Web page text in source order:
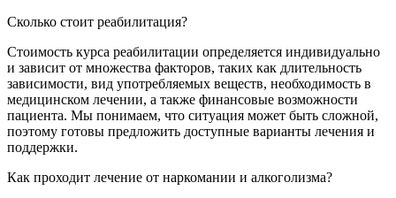
Сколько стоит реабилитация?
Стоимость курса реабилитации определяется индивидуально
и зависит от множества факторов, таких как длительность
зависимости, вид употребляемых веществ, необходимость в
медицинском лечении, а также финансовые возможности
пациента. Мы понимаем, что ситуация может быть сложной,
поэтому готовы предложить доступные варианты лечения и
поддержки.
Как проходит лечение от наркомании и алкоголизма?